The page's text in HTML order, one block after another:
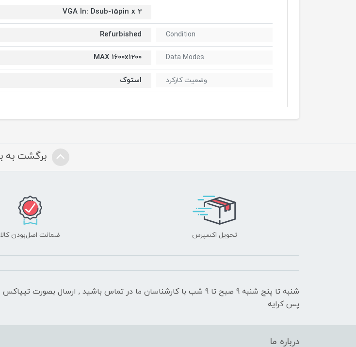
VGA In: Dsub-15pin x 2
Condition
Refurbished
Data Modes
MAX 1600x1200
وضعیت کارکرد استوک
برگشت به
تحویل اکسپرس ضمانت اصل‌بودن کالا
شنبه تا پنج شنبه 9 صبح تا 9 شب با کارشناسان ما در تماس باشید , ارسال بصورت تیپاکس
پس کرایه
درباره ما